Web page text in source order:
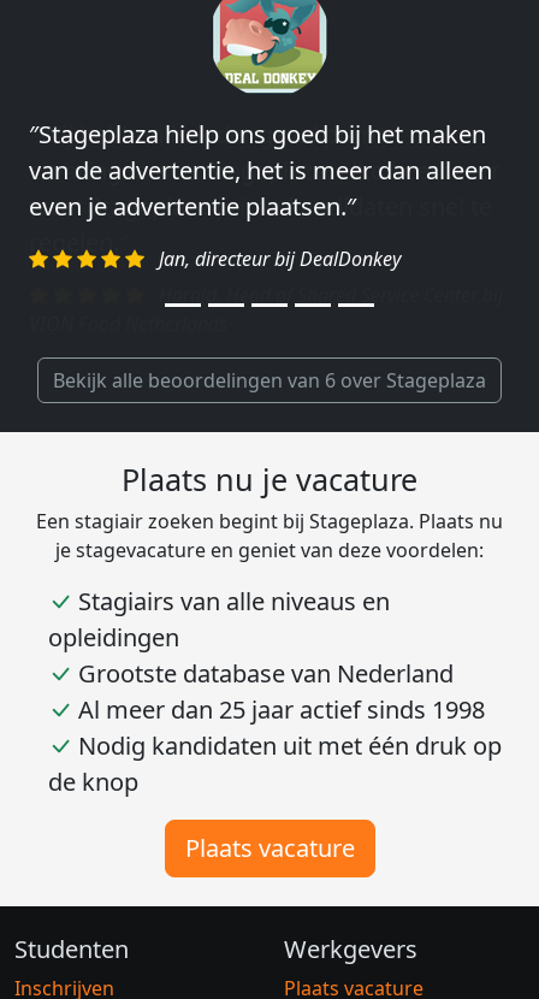
″Stageplaza hielp ons goed bij het maken
van de advertentie, het is meer dan alleen
even je advertentie plaatsen.″
Jan, directeur bij DealDonkey
″Wij hebben in ieder geval prima
ervaringen met Stageplaza: elke keer weer
weet Stageplaza prima kandidaten snel te
regelen.″
Bekijk alle beoordelingen van 6 over Stageplaza
Plaats nu je vacature
Een stagiair zoeken begint bij Stageplaza. Plaats nu
je stagevacature en geniet van deze voordelen:
Stagiairs van alle niveaus en
opleidingen
Grootste database van Nederland
Al meer dan 25 jaar actief sinds 1998
Nodig kandidaten uit met één druk op
de knop
Plaats vacature
Studenten
Inschrijven
Werkgevers
Plaats vacature